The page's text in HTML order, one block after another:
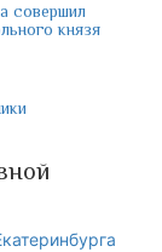
совершил
князя